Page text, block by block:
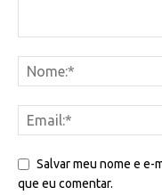
Salvar meu nome e e-
que eu comentar.